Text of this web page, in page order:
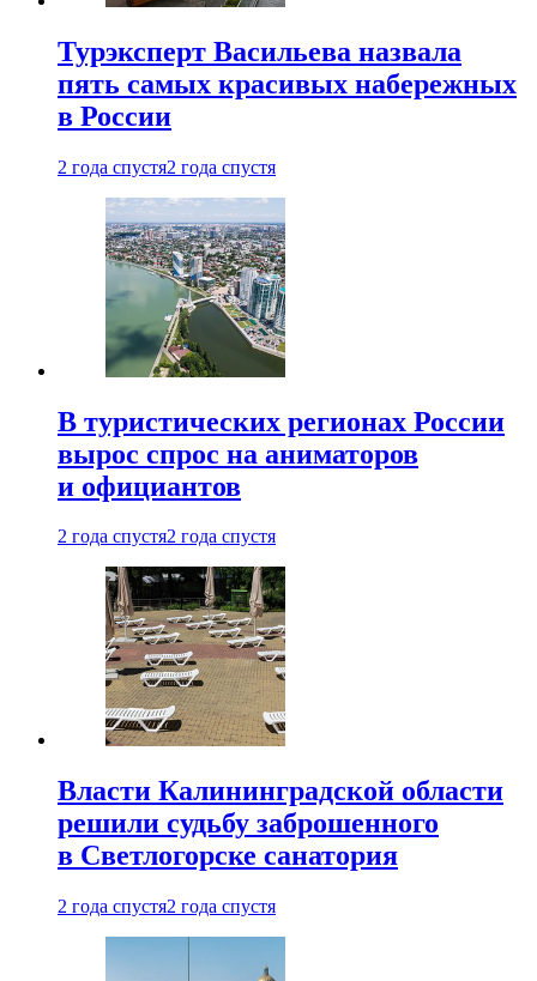
Турэксперт Васильева назвала
пять самых красивых набережных
в России
2 года спустя2 года спустя
В туристических регионах России
вырос спрос на аниматоров
и официантов
2 года спустя2 года спустя
Власти Калининградской области
решили судьбу заброшенного
в Светлогорске санатория
2 года спустя2 года спустя